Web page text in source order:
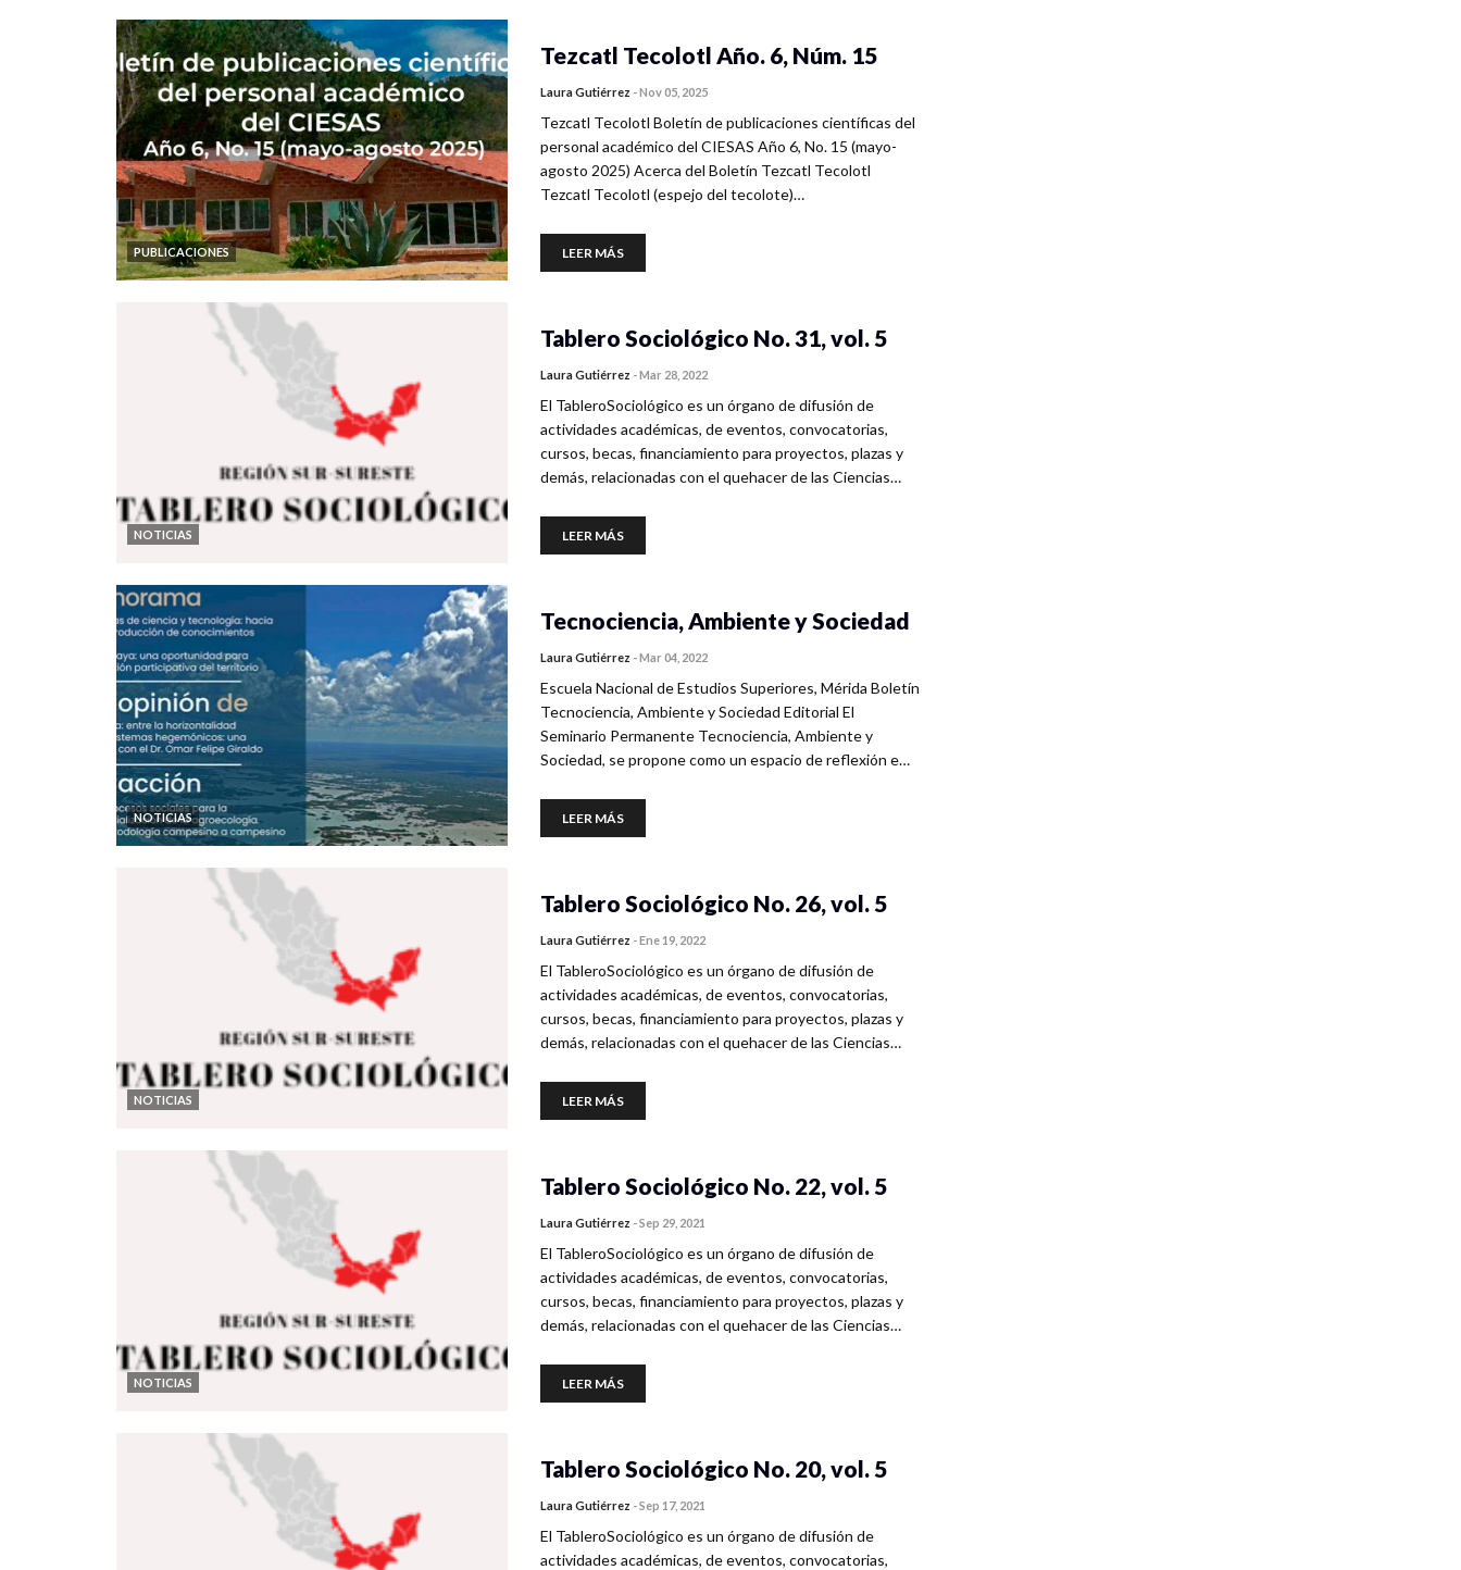
PUBLICACIONES
Tezcatl Tecolotl Año. 6, Núm. 15
Laura Gutiérrez -Nov 05, 2025
Tezcatl Tecolotl Boletín de publicaciones científicas del
personal académico del CIESAS Año 6, No. 15 (mayo-
agosto 2025) Acerca del Boletín Tezcatl Tecolotl
Tezcatl Tecolotl (espejo del tecolote)…
LEER MÁS
NOTICIAS
Tablero Sociológico No. 31, vol. 5
Laura Gutiérrez -Mar 28, 2022
El TableroSociológico es un órgano de difusión de
actividades académicas, de eventos, convocatorias,
cursos, becas, financiamiento para proyectos, plazas y
demás, relacionadas con el quehacer de las Ciencias…
LEER MÁS
NOTICIAS
Tecnociencia, Ambiente y Sociedad
Laura Gutiérrez -Mar 04, 2022
Escuela Nacional de Estudios Superiores, Mérida Boletín
Tecnociencia, Ambiente y Sociedad Editorial El
Seminario Permanente Tecnociencia, Ambiente y
Sociedad, se propone como un espacio de reflexión e…
LEER MÁS
NOTICIAS
Tablero Sociológico No. 26, vol. 5
Laura Gutiérrez -Ene 19, 2022
El TableroSociológico es un órgano de difusión de
actividades académicas, de eventos, convocatorias,
cursos, becas, financiamiento para proyectos, plazas y
demás, relacionadas con el quehacer de las Ciencias…
LEER MÁS
NOTICIAS
Tablero Sociológico No. 22, vol. 5
Laura Gutiérrez -Sep 29, 2021
El TableroSociológico es un órgano de difusión de
actividades académicas, de eventos, convocatorias,
cursos, becas, financiamiento para proyectos, plazas y
demás, relacionadas con el quehacer de las Ciencias…
LEER MÁS
Tablero Sociológico No. 20, vol. 5
Laura Gutiérrez -Sep 17, 2021
El TableroSociológico es un órgano de difusión de
actividades académicas, de eventos, convocatorias,